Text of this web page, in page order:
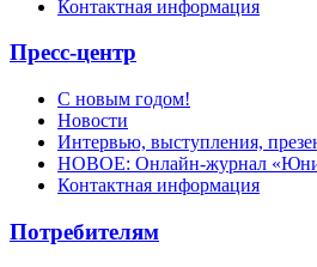
Контактная информация
Пресс-центр
С новым годом!
Новости
Интервью, выступления,
НОВОЕ: Онлайн-журнал
Контактная информация
Потребителям